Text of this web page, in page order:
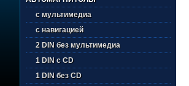
с мультимедиа
с навигацией
2 DIN без мультимедиа
1 DIN с CD
1 DIN без CD